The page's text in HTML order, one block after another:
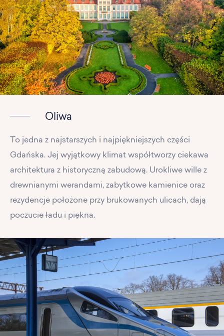
Oliwa
To jedna z najstarszych i najpiękniejszych części
Gdańska. Jej wyjątkowy klimat współtworzy ciekawa
architektura z historyczną zabudową. Urokliwe wille z
drewnianymi werandami, zabytkowe kamienice oraz
rezydencje położone przy brukowanych ulicach, dają
poczucie ładu i piękna.